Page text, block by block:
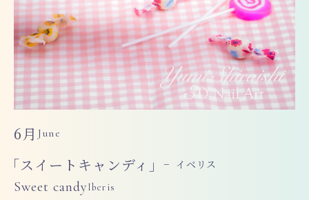
6月June
「スイートキャンディ」 − イベリス
Sweet candyIberis